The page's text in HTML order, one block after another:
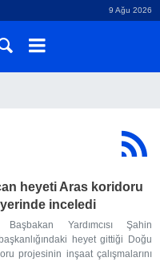
9 Ağu 2026
heyeti Aras koridoru
inceledi
Başbakan Yardımcısı Şahin
heyet gittiği Doğu
projesinin inşaat çalışmalarını